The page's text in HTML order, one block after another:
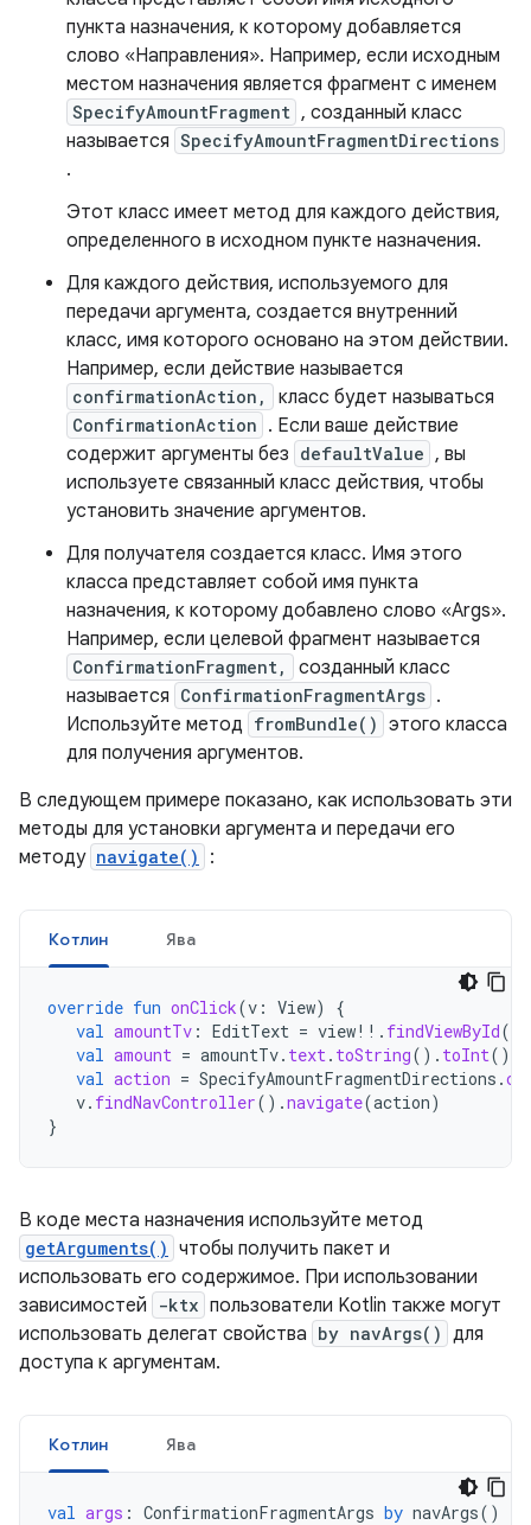
пункта назначения, к которому добавляется
слово «Направления». Например, если исходным
местом назначения является фрагмент с именем
SpecifyAmountFragment , созданный класс
называется SpecifyAmountFragmentDirections
.
Этот класс имеет метод для каждого действия,
определенного в исходном пункте назначения.
Для каждого действия, используемого для
передачи аргумента, создается внутренний
класс, имя которого основано на этом действии.
Например, если действие называется
confirmationAction, класс будет называться
ConfirmationAction . Если ваше действие
содержит аргументы без defaultValue , вы
используете связанный класс действия, чтобы
установить значение аргументов.
Для получателя создается класс. Имя этого
класса представляет собой имя пункта
назначения, к которому добавлено слово «Args».
Например, если целевой фрагмент называется
ConfirmationFragment,
созданный класс
называется ConfirmationFragmentArgs .
Используйте метод fromBundle() этого класса
для получения аргументов.
В следующем примере показано, как использовать эти
методы для установки аргумента и передачи его
методу navigate() :
Котлин Ява
override fun onClick(v : View)
{
val amountTv : EditText = view!! . findViewById(
val amount = amountTv. text. toString(). toInt()
val action = SpecifyAmountFragmentDirections .
v. findNavController().navigate(action)
}
В коде места назначения используйте метод
getArguments() чтобы получить пакет и
использовать его содержимое. При использовании
зависимостей
-ktx пользователи Kotlin также могут
использовать делегат свойства by navArgs() для
доступа к аргументам.
Котлин Ява
val args : ConfirmationFragmentArgs by navArgs()